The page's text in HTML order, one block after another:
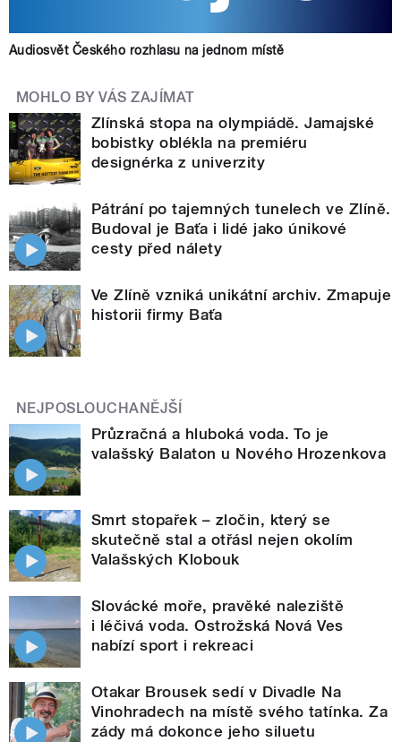
Audiosvět Českého rozhlasu na jednom místě
MOHLO BY VÁS ZAJÍMAT
Zlínská stopa na olympiádě. Jamajské
bobistky oblékla na premiéru
designérka z univerzity
Pátrání po tajemných tunelech ve Zlíně.
Budoval je Baťa i lidé jako únikové
cesty před nálety
Ve Zlíně vzniká unikátní archiv. Zmapuje
historii firmy Baťa
NEJPOSLOUCHANĚJŠÍ
Průzračná a hluboká voda. To je
valašský Balaton u Nového Hrozenkova
Smrt stopařek – zločin, který se
skutečně stal a otřásl nejen okolím
Valašských Klobouk
Slovácké moře, pravěké naleziště
i léčivá voda. Ostrožská Nová Ves
nabízí sport i rekreaci
Otakar Brousek sedí v Divadle Na
Vinohradech na místě svého tatínka. Za
zády má dokonce jeho siluetu